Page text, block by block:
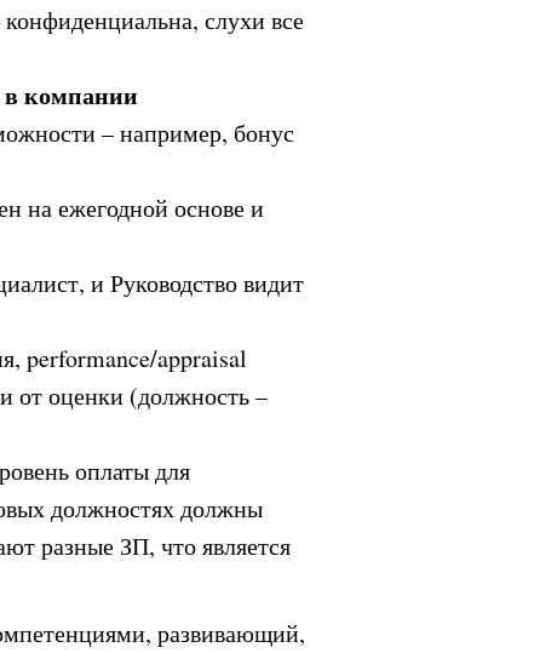
слухи все
в компании
– например, бонус
на ежегодной основе и
и Руководство видит
performance/appraisal
от оценки (должность –
оплаты для
должностях должны
разные ЗП, что является
развивающий,